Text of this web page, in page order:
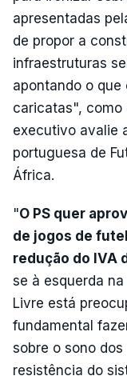
apresentadas
de propor a
infraestruturas
apontando o
caricatas", como
executivo avalie
portuguesa de
África.
"O PS quer
de jogos de
redução do IVA
se à esquerda
Livre está
fundamental
sobre o sono
resistência do